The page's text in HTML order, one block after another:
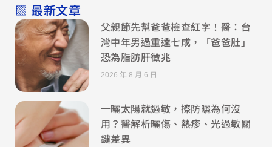
▧ 最新文章
父親節先幫爸爸檢查紅字！醫：台
灣中年男過重達七成，「爸爸肚」
恐為脂肪肝徵兆
2026 年 8 月 6 日
一曬太陽就過敏，擦防曬為何沒
用？醫解析曬傷、熱疹、光過敏關
鍵差異